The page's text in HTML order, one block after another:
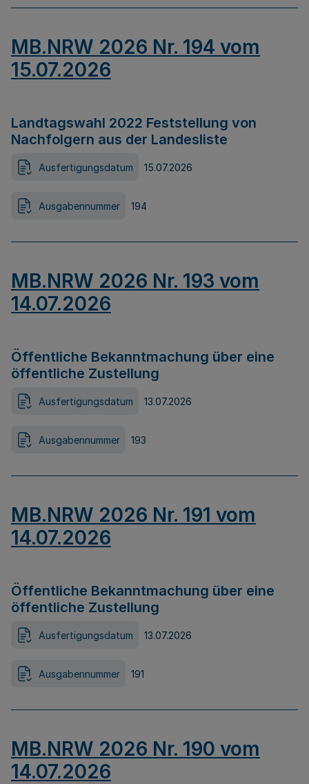
MB.NRW 2026 Nr. 194 vom
15.07.2026
Landtagswahl 2022 Feststellung von
Nachfolgern aus der Landesliste
Ausfertigungsdatum 15.07.2026
Ausgabennummer 194
MB.NRW 2026 Nr. 193 vom
14.07.2026
Öffentliche Bekanntmachung über eine
öffentliche Zustellung
Ausfertigungsdatum 13.07.2026
Ausgabennummer 193
MB.NRW 2026 Nr. 191 vom
14.07.2026
Öffentliche Bekanntmachung über eine
öffentliche Zustellung
Ausfertigungsdatum 13.07.2026
Ausgabennummer 191
MB.NRW 2026 Nr. 190 vom
14.07.2026